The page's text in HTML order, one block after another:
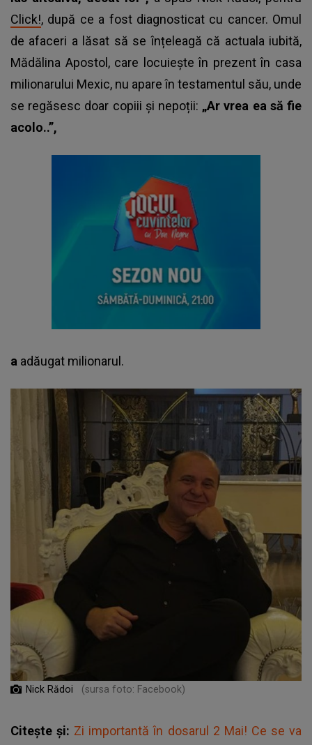
Click!, după ce a fost diagnosticat cu cancer. Omul
de afaceri a lăsat să se înțeleagă că actuala iubită,
Mădălina Apostol, care locuiește în prezent în casa
milionarului Mexic, nu apare în testamentul său, unde
se regăsesc doar copiii și nepoții: „Ar vrea ea să fie
acolo..”,
a adăugat milionarul.
Nick Rădoi (sursa foto: Facebook)
Citește și: Zi importantă în dosarul 2 Mai! Ce se va